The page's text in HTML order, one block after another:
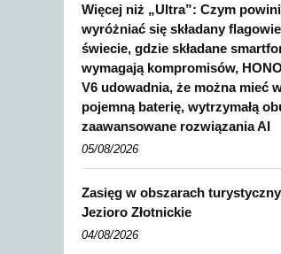
Więcej niż „Ultra”: Czym
wyróżniać się składany
świecie, gdzie składane
wymagają kompromisów,
V6 udowadnia, że można mieć
pojemną baterię, wytrzymałą
zaawansowane rozwiązania AI
05/08/2026
Zasięg w obszarach
Jezioro Złotnickie
04/08/2026